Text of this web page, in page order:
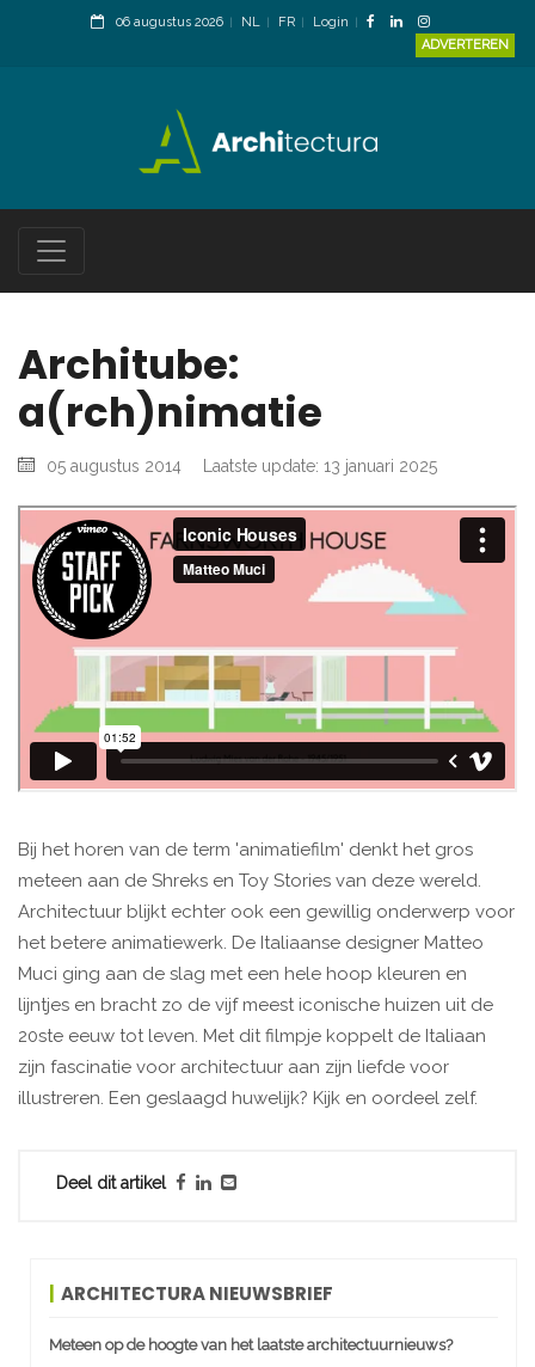
06 augustus 2026 NL FR
Login
ADVERTEREN
Architube:
a(rch)nimatie
05 augustus 2014 Laatste update: 13 januari 2025
Bij het horen van de term 'animatiefilm' denkt het gros
meteen aan de Shreks en Toy Stories van deze wereld.
Architectuur blijkt echter ook een gewillig onderwerp voor
het betere animatiewerk. De Italiaanse designer Matteo
Muci ging aan de slag met een hele hoop kleuren en
lijntjes en bracht zo de vijf meest iconische huizen uit de
20ste eeuw tot leven. Met dit filmpje koppelt de Italiaan
zijn fascinatie voor architectuur aan zijn liefde voor
illustreren. Een geslaagd huwelijk? Kijk en oordeel zelf.
Deel dit artikel
ARCHITECTURA NIEUWSBRIEF
Meteen op de hoogte van het laatste architectuurnieuws?